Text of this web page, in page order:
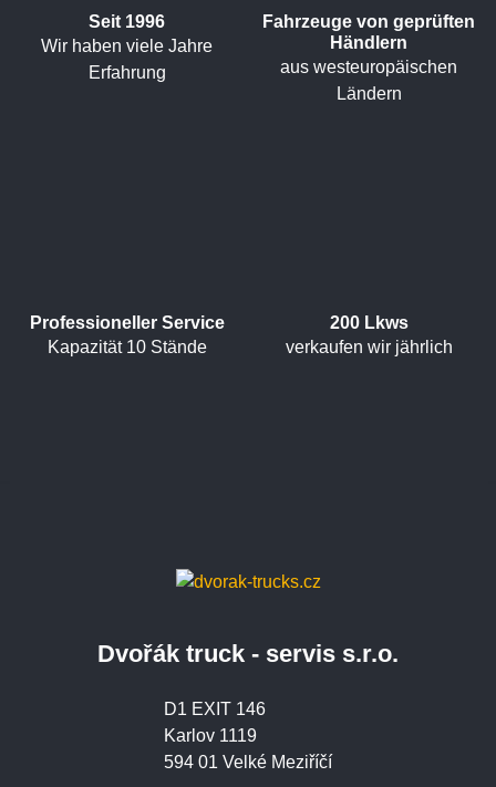
Seit 1996
Wir haben viele Jahre
Erfahrung
Fahrzeuge von geprüften
Händlern
aus westeuropäischen
Ländern
Professioneller Service
Kapazität 10 Stände
200 Lkws
verkaufen wir jährlich
Dvořák truck - servis s.r.o.
D1 EXIT 146
Karlov 1119
594 01 Velké Meziříčí